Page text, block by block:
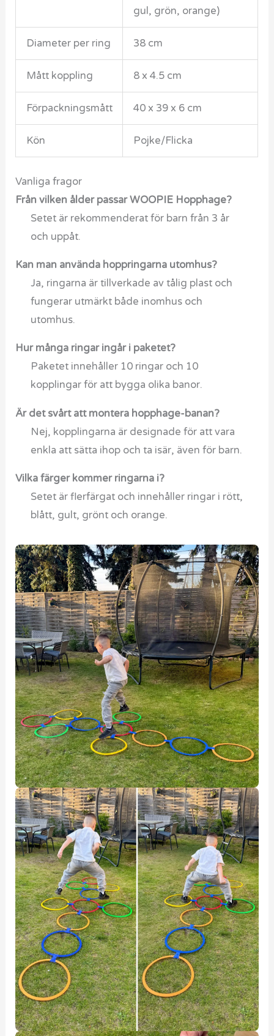
gul, grön, orange)
Diameter per ring 38 cm
Mått koppling 8 x 4.5 cm
Förpackningsmått 40 x 39 x 6 cm
Kön Pojke/Flicka
Vanliga fragor
Från vilken ålder passar WOOPIE Hopphage?
Setet är rekommenderat för barn från 3 år
och uppåt.
Kan man använda hoppringarna utomhus?
Ja, ringarna är tillverkade av tålig plast och
fungerar utmärkt både inomhus och
utomhus.
Hur många ringar ingår i paketet?
Paketet innehåller 10 ringar och 10
kopplingar för att bygga olika banor.
Är det svårt att montera hopphage-banan?
Nej, kopplingarna är designade för att vara
enkla att sätta ihop och ta isär, även för barn.
Vilka färger kommer ringarna i?
Setet är flerfärgat och innehåller ringar i rött,
blått, gult, grönt och orange.